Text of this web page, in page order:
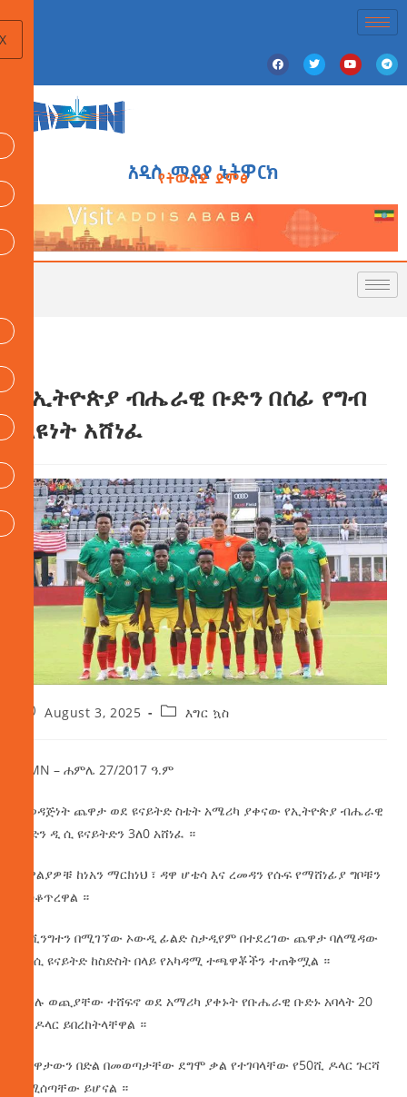
አዲስ ሚዲያ ኔትዎርክ
የትውልድ ድምፅ
የኢትዮጵያ ብሔራዊ ቡድን በሰፊ የግብ
ልዩነት አሸነፈ
August 3, 2025 እግር ኳስ
AMN – ሐምሌ 27/2017 ዓ.ም
ለወዳጅነት ጨዋታ ወደ ዩናይትድ ስቴት አሜሪካ ያቀናው የኢትዮጵያ ብሔራዊ
ቡድን ዲ ሲ ዩናይትድን 3ለ0 አሸነፈ ።
ለዋልያዎቹ ከነአን ማርክነህ ፣ ዳዋ ሆቴሳ እና ረመዳን የሱፍ የማሸነፊያ ግቦቹን
አስቆጥረዋል ።
ዋሺንግተን በሚገኘው ኦውዲ ፊልድ ስታዲየም በተደረገው ጨዋታ ባለሜዳው
ዲ ሲ ዩናይትድ ከስድስት በላይ የአካዳሚ ተጫዋቾችን ተጠቅሟል ።
ሙሉ ወጪያቸው ተሸፍኖ ወደ አማሪካ ያቀኑት የቡሔራዊ ቡድኑ አባላት 20
ሺ ዶላር ይበረከትላቸዋል ።
ጨዋታውን በድል በመወጣታቸው ደግሞ ቃል የተገባላቸው የ50ሺ ዶላር ጉርሻ
የሚሰጣቸው ይሆናል ።